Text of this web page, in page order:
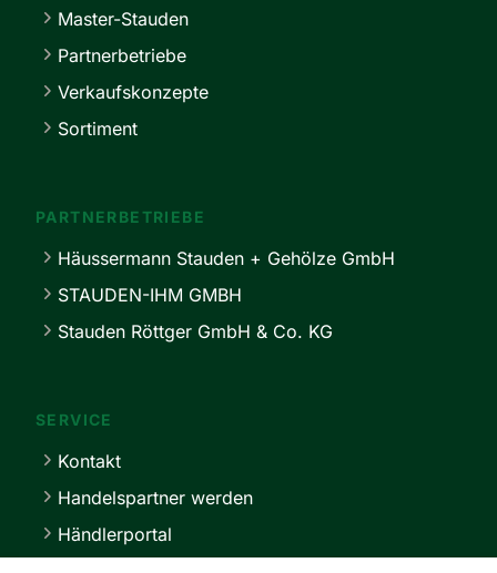
Master-Stauden
Partnerbetriebe
Verkaufskonzepte
Sortiment
PARTNERBETRIEBE
Häussermann Stauden + Gehölze GmbH
STAUDEN-IHM GMBH
Stauden Röttger GmbH & Co. KG
SERVICE
Kontakt
Handelspartner werden
Händlerportal